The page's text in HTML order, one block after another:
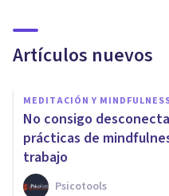
Artículos nuevos
MEDITACIÓN Y
No consigo
prácticas de
trabajo
Psicotools